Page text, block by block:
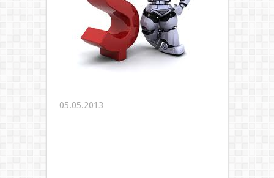
05.05.2013